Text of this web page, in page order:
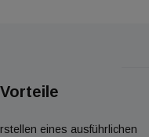
eines ausführlichen